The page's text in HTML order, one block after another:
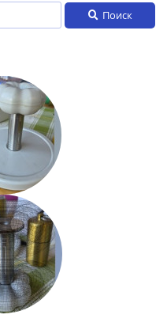
Поиск